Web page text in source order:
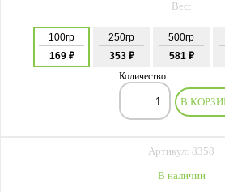
Вес:
100гр
169 ₽
250гр
353 ₽
500гр
581 ₽
Количество:
В
Артикул: 8358
В наличии